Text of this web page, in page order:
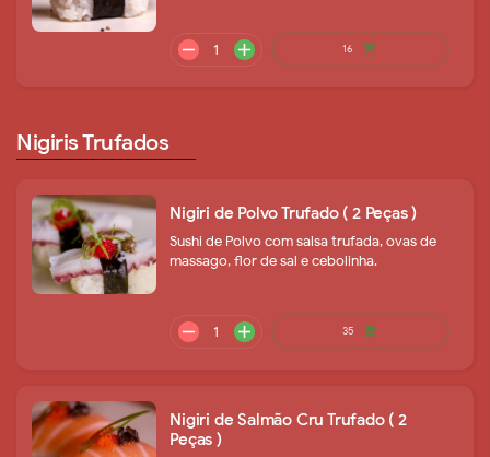
remove add 31
Nigiris Trufados
Nigiri de Polvo Trufado ( 2 Peças )
Sushi de Polvo com salsa trufada, ovas de
massago, flor de sal e cebolinha.
Nigiri de Salmão Cru Trufado ( 2
Peças )